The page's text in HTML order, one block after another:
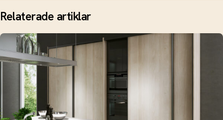
Relaterade artiklar